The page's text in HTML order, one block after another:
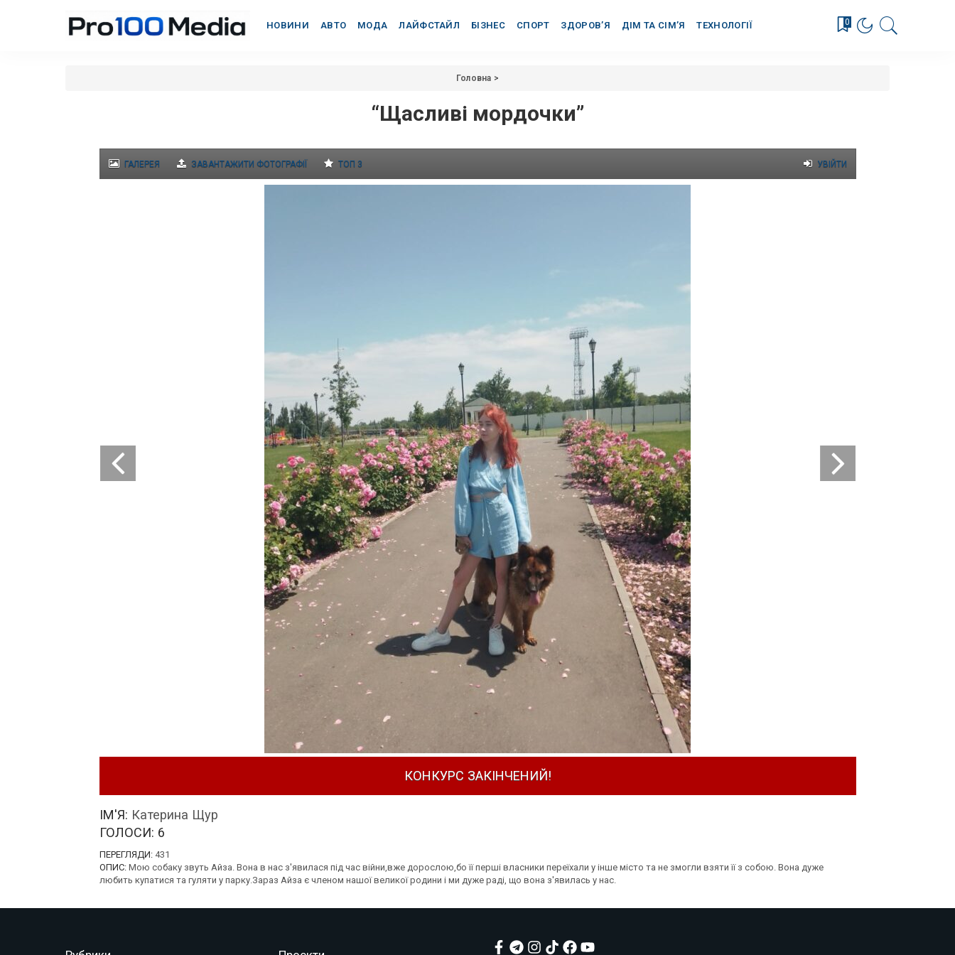
НОВИНИ АВТО МОДА ЛАЙФСТАЙЛ БІЗНЕС СПОРТ ЗДОРОВ’Я ДІМ ТА СІМ’Я ТЕХНОЛОГІЇ 0
Головна >
“Щасливі мордочки”
ГАЛЕРЕЯ ЗАВАНТАЖИТИ ФОТОГРАФІЇ ТОП 3 УВІЙТИ
КОНКУРС ЗАКІНЧЕНИЙ!
ІМ'Я: Катерина Щур
ГОЛОСИ: 6
ПЕРЕГЛЯДИ:431
ОПИС:Мою собаку звуть Айза. Вона в нас з'явилася під час війни,вже дорослою,бо її перші власники переїхали у інше місто та не змогли взяти її з собою. Вона дуже
любить купатися та гуляти у парку.Зараз Айза є членом нашої великої родини і ми дуже раді, що вона з'явилась у нас.